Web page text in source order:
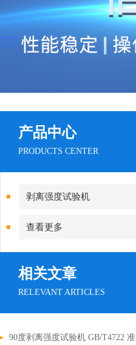
产品中心
PRODUCTS CENTER
剥离强度试验机
查看更多
相关文章
RELEVANT ARTICLES
90度剥离强度试验机 GB/T4722 准